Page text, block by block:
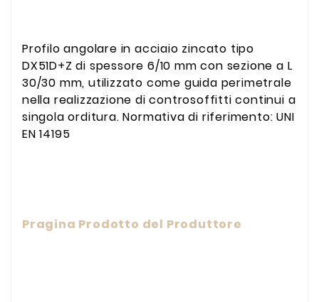
Profilo angolare in acciaio zincato tipo
DX51D+Z di spessore 6/10 mm con sezione a L
30/30 mm, utilizzato come guida perimetrale
nella realizzazione di controsoffitti continui a
singola orditura. Normativa di riferimento: UNI
EN 14195
Pragina Prodotto del Produttore